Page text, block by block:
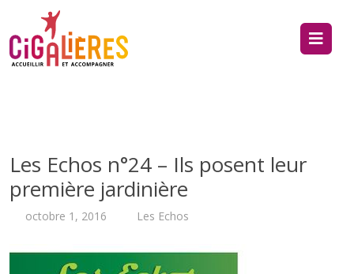
Les Echos n°24 – Ils posent leur
première jardinière
octobre 1, 2016 Les Echos